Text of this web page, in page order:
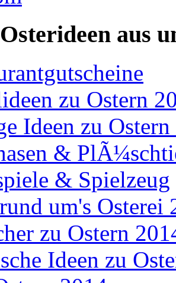
aus
zu Ostern
Ideen zu
&
& Spielzeug
um's Osterei
zu Ostern
Ideen zu